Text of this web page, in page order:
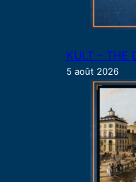
KULT – THE
5 août 2026